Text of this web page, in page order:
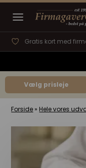
Gratis kort med
Vælg prisleje
Forside » Hele vores